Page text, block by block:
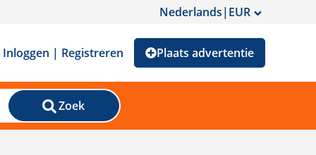
Nederlands|EUR
Inloggen | Registreren Plaats advertentie
Zoek